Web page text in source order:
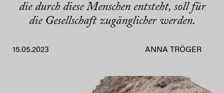
die durch diese Menschen entsteht, soll für
die Gesellschaft zugänglicher werden.
15.05.2023 ANNA TRÖGER